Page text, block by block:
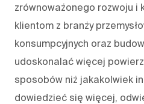
zrównoważonego rozwoju i
klientom z branży
konsumpcyjnych oraz
udoskonalać więcej
sposobów niż jakakolwiek
dowiedzieć się więcej,